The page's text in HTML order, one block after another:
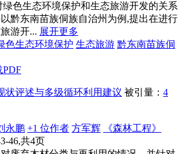
绿色生态环境保护和生态旅游开发的关系
黔东南苗族侗族自治州为例,提出在进行
游开... 展开更多
色生态环境保护 生态旅游 黔东南苗族侗
PDF
状评述与多级循环利用建议 被引量： 4
永鹏 +1 位作者 方军辉
《森林工程》
46,共4页